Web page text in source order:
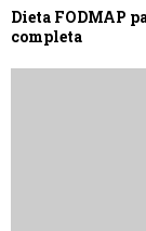
Dieta FODMAP
completa